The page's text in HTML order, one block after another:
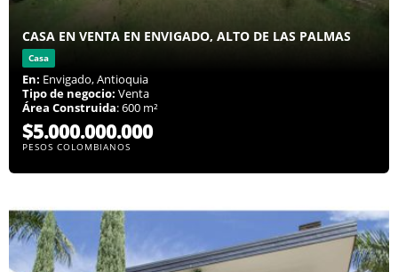
CASA EN VENTA EN ENVIGADO, ALTO DE LAS PALMAS
Casa
En: Envigado, Antioquia
Tipo de negocio: Venta
Área Construida: 600 m²
$5.000.000.000
PESOS COLOMBIANOS